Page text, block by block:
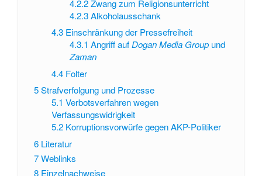
4.2.2 Zwang zum Religionsunterricht
4.2.3 Alkoholausschank
4.3 Einschränkung der Pressefreiheit
4.3.1 Angriff aufDogan Media Groupund
Zaman
4.4 Folter
5Strafverfolgung und Prozesse
5.1 Verbotsverfahren wegen
Verfassungswidrigkeit
5.2 Korruptionsvorwürfe gegen AKP-Politiker
6 Literatur
7Weblinks
8 Einzelnachweise